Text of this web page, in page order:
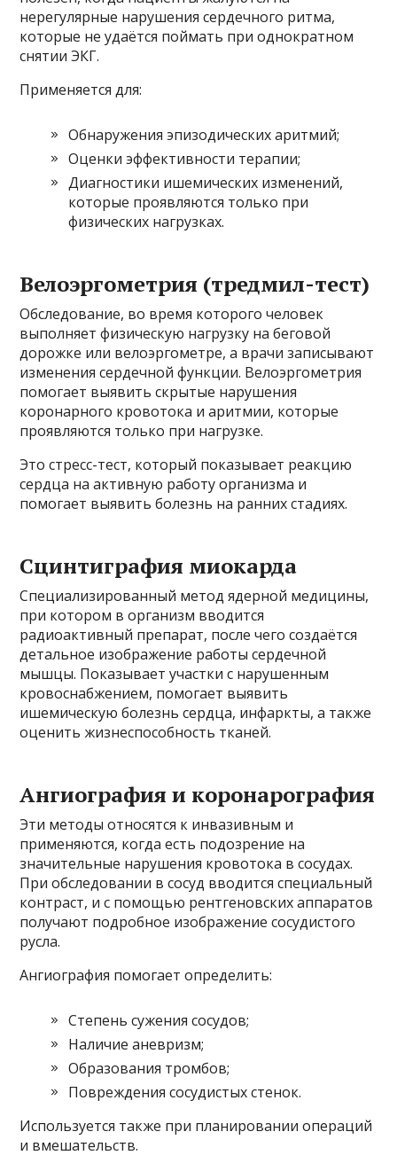
нерегулярные нарушения сердечного ритма,
которые не удаётся поймать при однократном
снятии ЭКГ.
Применяется для:
Обнаружения эпизодических аритмий;
Оценки эффективности терапии;
Диагностики ишемических изменений,
которые проявляются только при
физических нагрузках.
Велоэргометрия (тредмил-тест)
Обследование, во время которого человек
выполняет физическую нагрузку на беговой
дорожке или велоэргометре, а врачи записывают
изменения сердечной функции. Велоэргометрия
помогает выявить скрытые нарушения
коронарного кровотока и аритмии, которые
проявляются только при нагрузке.
Это стресс-тест, который показывает реакцию
сердца на активную работу организма и
помогает выявить болезнь на ранних стадиях.
Сцинтиграфия миокарда
Специализированный метод ядерной медицины,
при котором в организм вводится
радиоактивный препарат, после чего создаётся
детальное изображение работы сердечной
мышцы. Показывает участки с нарушенным
кровоснабжением, помогает выявить
ишемическую болезнь сердца, инфаркты, а также
оценить жизнеспособность тканей.
Ангиография и коронарография
Эти методы относятся к инвазивным и
применяются, когда есть подозрение на
значительные нарушения кровотока в сосудах.
При обследовании в сосуд вводится специальный
контраст, и с помощью рентгеновских аппаратов
получают подробное изображение сосудистого
русла.
Ангиография помогает определить:
Степень сужения сосудов;
Наличие аневризм;
Образования тромбов;
Повреждения сосудистых стенок.
Используется также при планировании операций
и вмешательств.